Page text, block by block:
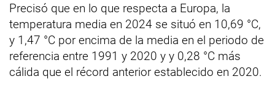
Precisó que en lo que respecta a Europa, la
temperatura media en 2024 se situó en 10,69 °C,
y 1,47 °C por encima de la media en el periodo de
referencia entre 1991 y 2020 y y 0,28 °C más
cálida que el récord anterior establecido en 2020.